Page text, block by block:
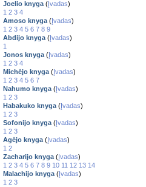
Joelio knyga ( Įvadas)
1 2 3 4
Amoso knyga ( Įvadas)
1 2 3 4 5 6 7 8 9
Abdijo knyga ( Įvadas)
1
Jonos knyga ( Įvadas)
1 2 3 4
Michėjo knyga ( Įvadas)
1 2 3 4 5 6 7
Nahumo knyga ( Įvadas)
1 2 3
Habakuko knyga ( Įvadas)
1 2 3
Sofonijo knyga ( Įvadas)
1 2 3
Agėjo knyga ( Įvadas)
1 2
Zacharijo knyga ( Įvadas)
1 2 3 4 5 6 7 8 9 10 11 12 13 14
Malachijo knyga ( Įvadas)
1 2 3